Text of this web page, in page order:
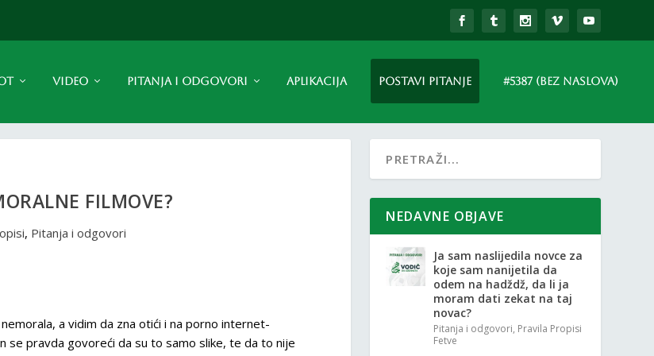
VIDEO PITANJA I ODGOVORI APLIKACIJA POSTAVI PITANJE #5387 (BEZ NASLOVA)
FILMOVE?
, Pitanja i odgovori
a vidim da zna otići i na porno internet-
se pravda govoreći da su to samo slike, te da to nije
NEDAVNE OBJAVE
Ja sam naslijedila novce za
koje sam nanijetila da
odem na hadždž, da li ja
moram dati zekat na taj
novac?
Pitanja i odgovori, Pravila Propisi
Fetve